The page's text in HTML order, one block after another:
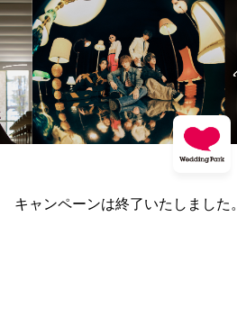
キャンペーンは終了いたしました。